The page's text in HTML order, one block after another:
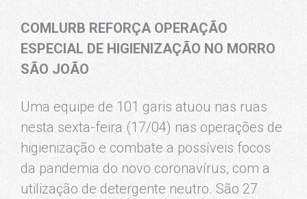
COMLURB REFORÇA OPERAÇÃO
ESPECIAL DE HIGIENIZAÇÃO NO MORRO
SÃO JOÃO
Uma equipe de 101 garis atuou nas ruas
nesta sexta-feira (17/04) nas operações de
higienização e combate a possíveis focos
da pandemia do novo coronavírus, com a
utilização de detergente neutro. São 27